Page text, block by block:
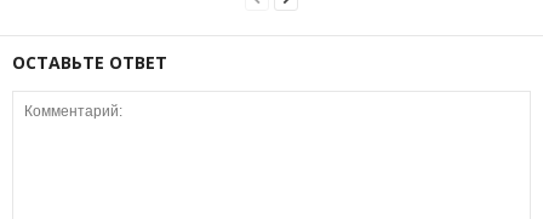
ОСТАВЬТЕ ОТВЕТ